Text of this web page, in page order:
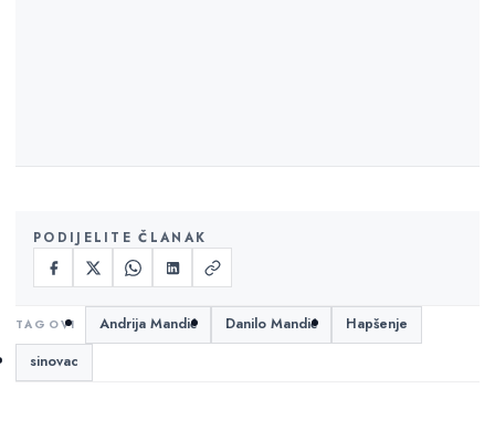
PODIJELITE ČLANAK
Andrija Mandić Danilo Mandić
Hapšenje
sinovac